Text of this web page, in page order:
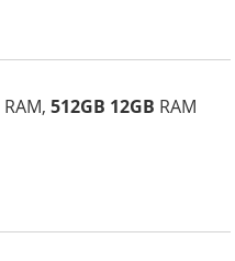
RAM, 512GB 12GB RAM